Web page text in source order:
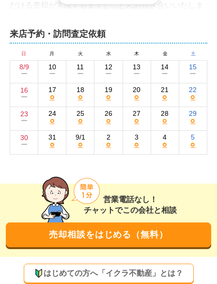
営業電話なし！
チャットでこの会社と相談
売却相談をはじめる（無料）
はじめての方へ「イクラ不動産」とは？
来店予約・訪問査定依頼
日 月 火 水 木 金 土
8/9
ー
10
ー
11
ー
12
ー
13
ー
14
ー
15
ー
16
ー
17
○
18
○
19
○
20
○
21
○
22
○
23
ー
24
○
25
○
26
○
27
○
28
○
29
○
30
ー
31
○
9/1
○
2
○
3
○
4
○
5
○
だける売却が実現するまでとことんお付き合いいたしま
ようなことでもお気軽にご相談ください。
株式会社 すむとこの集客方法と売却活動の強み
弊社では、物件情報を自社ホームページと大手不動産ポ
ータルサイトのSUUMOに掲載して買い手を集客してい
ます。エリアを限定せず幅広く情報を訴求できるインタ
ーネットを活用することで、さまざまな購入層からの反
響獲得を狙うことが可能です。
そのほか、購入の可能性が高い近隣の買い手に向けたチ
ラシのポスティングや新聞折込広告、看板の設置なども
また、これまでお取引のあった方やお付き合いのある方
などから、新しい案件やお客様をご紹介いただくことが
多い点も、お客様第一主義を徹底し、地元密着営業を続
けている弊社の強みです。
買取にも対応可能！売却に伴うサービスも豊富
にご用意しております
弊社では、仲介だけでなく買取による売却をお選びいた